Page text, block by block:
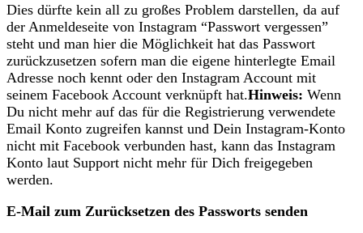
Dies dürfte kein all zu großes Problem darstellen, da auf
der Anmeldeseite von Instagram “Passwort vergessen”
steht und man hier die Möglichkeit hat das Passwort
zurückzusetzen sofern man die eigene hinterlegte Email
Adresse noch kennt oder den Instagram Account mit
seinem Facebook Account verknüpft hat.Hinweis: Wenn
Du nicht mehr auf das für die Registrierung verwendete
Email Konto zugreifen kannst und Dein Instagram-Konto
nicht mit Facebook verbunden hast, kann das Instagram
Konto laut Support nicht mehr für Dich freigegeben
werden.
E-Mail zum Zurücksetzen des Passworts senden